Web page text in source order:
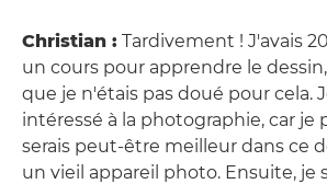
Christian : Tardivement ! J'avais
un cours pour apprendre le
que je n'étais pas doué pour cela.
intéressé à la photographie, car je
serais peut-être meilleur dans ce
un vieil appareil photo. Ensuite, je